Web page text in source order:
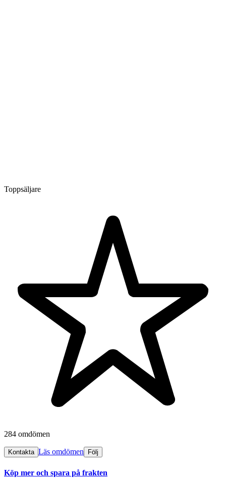
Toppsäljare
284 omdömen
Kontakta Läs omdömen Följ
Köp mer och spara på frakten